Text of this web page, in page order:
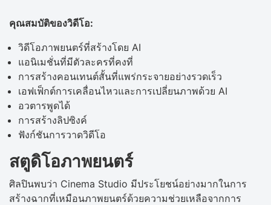
คุณสมบัติของวิดีโอ:
วิดีโอภาพยนตร์ที่สร้างโดย AI
แอนิเมชั่นที่มีตัวละครที่คงที่
การสร้างคอนเทนต์สั้นที่แพร่กระจายอย่างรวดเร็ว
เอฟเฟ็กต์การเคลื่อนไหวและการเปลี่ยนภาพด้วย AI
อวตารพูดได้
การสร้างลิปซิงค์
ฟังก์ชันการวาดวิดีโอ
สตูดิโอภาพยนตร์
ศิลปินพบว่า Cinema Studio มีประโยชน์อย่างมากในการ
สร้างฉากที่เหมือนภาพยนตร์ด้วยความช่วยเหลือจากการ